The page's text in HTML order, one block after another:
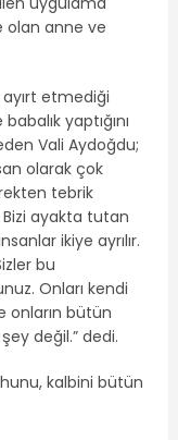
olan anne ve
etmediği
yaptığını
Vali Aydoğdu;
olarak çok
tebrik
Bizi ayakta tutan
ikiye ayrılır.
bu
Onları kendi
onların bütün
değil.” dedi.
kalbini bütün